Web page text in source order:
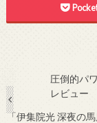
圧倒的パ
レビュー
「伊集院光 深夜の